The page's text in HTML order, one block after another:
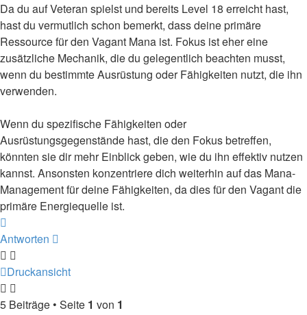
Da du auf Veteran spielst und bereits Level 18 erreicht hast,
hast du vermutlich schon bemerkt, dass deine primäre
Ressource für den Vagant Mana ist. Fokus ist eher eine
zusätzliche Mechanik, die du gelegentlich beachten musst,
wenn du bestimmte Ausrüstung oder Fähigkeiten nutzt, die ihn
verwenden.
Wenn du spezifische Fähigkeiten oder
Ausrüstungsgegenstände hast, die den Fokus betreffen,
könnten sie dir mehr Einblick geben, wie du ihn effektiv nutzen
kannst. Ansonsten konzentriere dich weiterhin auf das Mana-
Management für deine Fähigkeiten, da dies für den Vagant die
primäre Energiequelle ist.
oben
Antworten
Druckansicht
5 Beiträge • Seite 1 von 1